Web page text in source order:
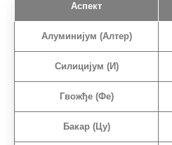
Аспект
Алуминијум (Алтер)
Силицијум (И)
Гвожђе (Фе)
Бакар (Цу)